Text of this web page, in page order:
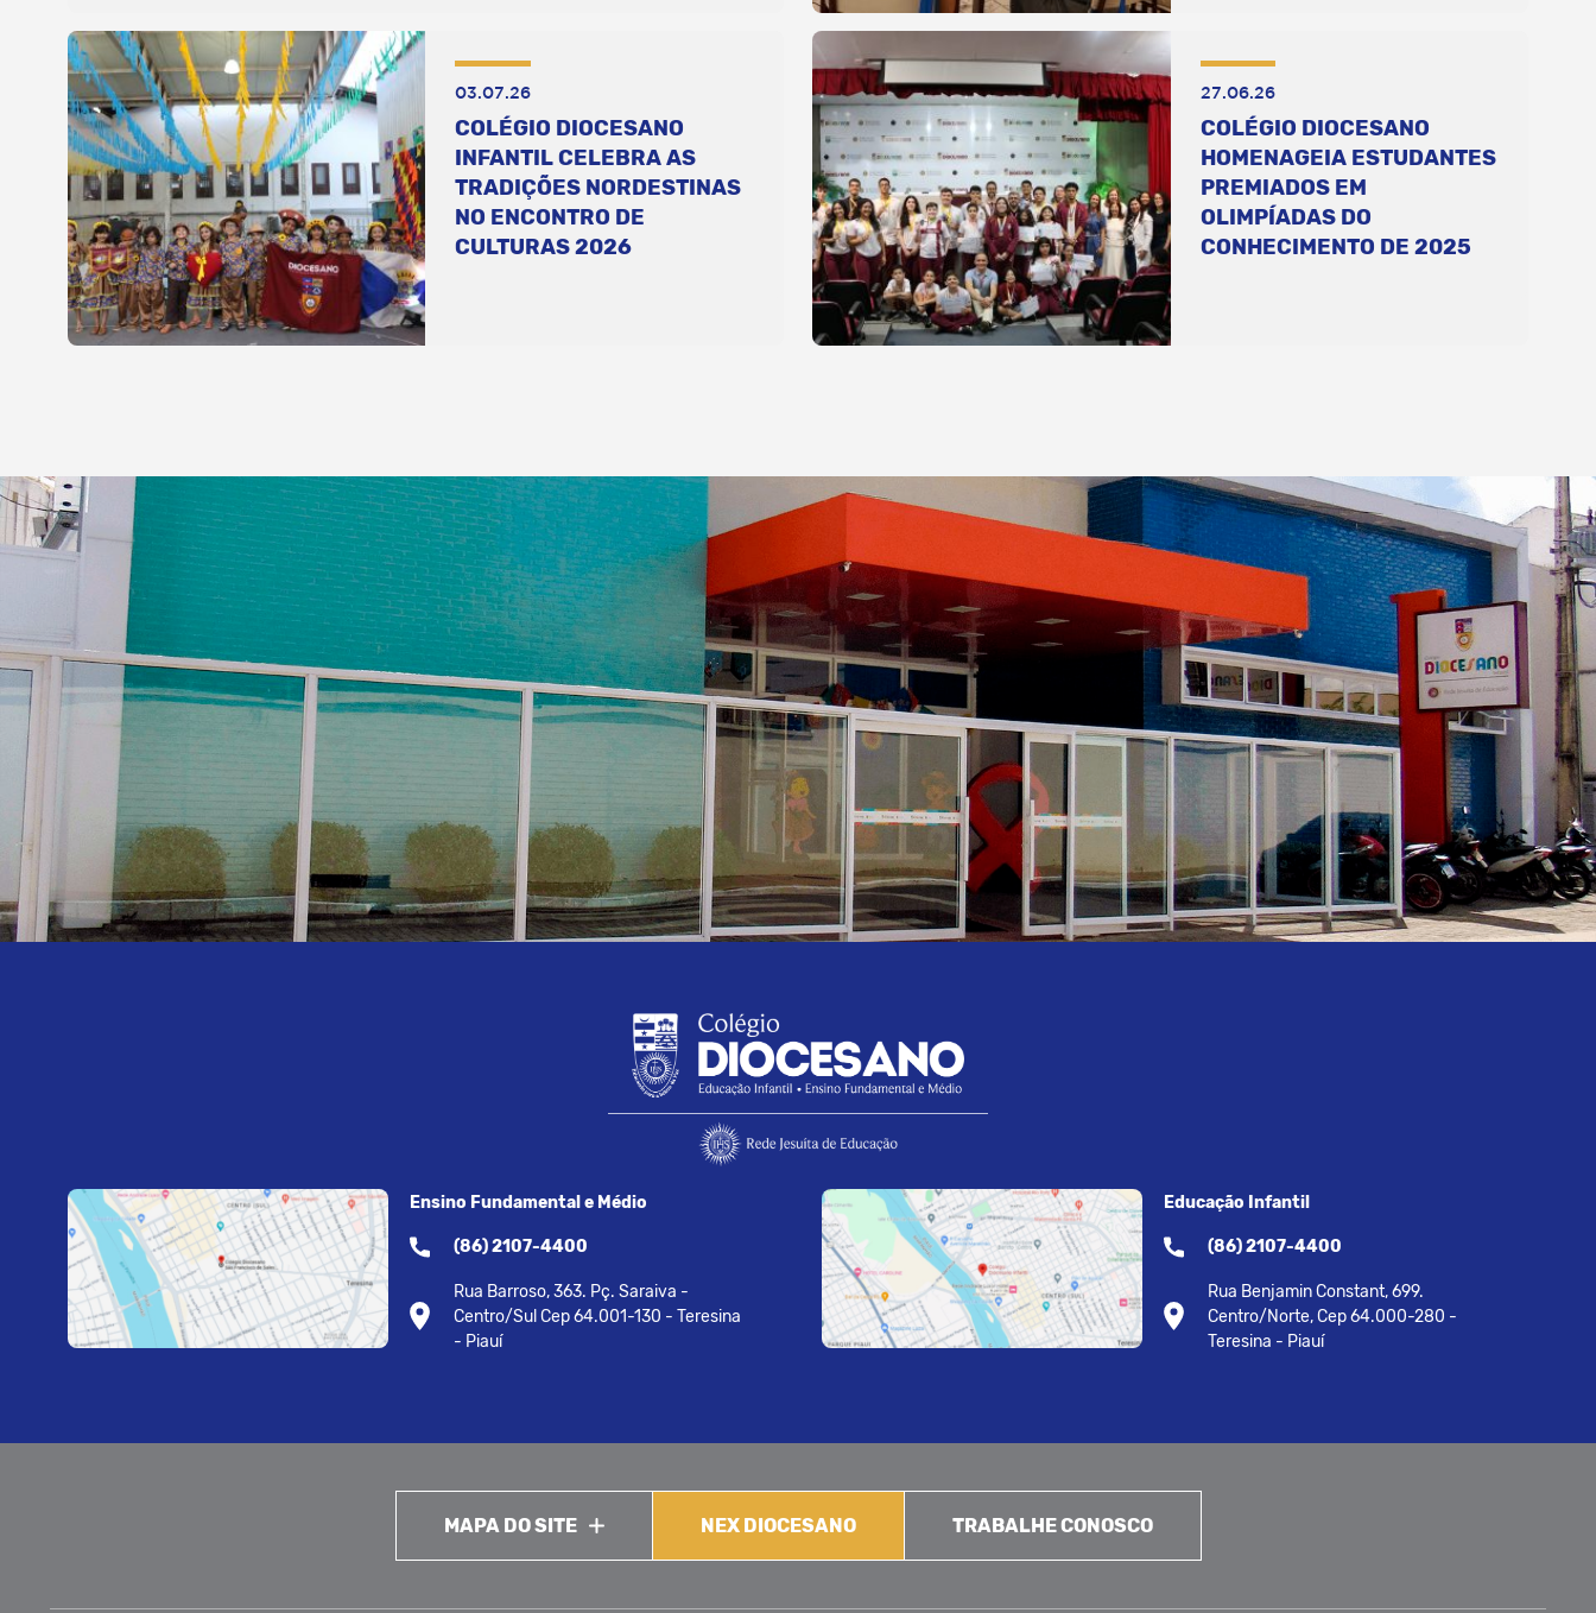
03.07.26
COLÉGIO DIOCESANO
INFANTIL CELEBRA AS
TRADIÇÕES NORDESTINAS
NO ENCONTRO DE
CULTURAS 2026
27.06.26
COLÉGIO DIOCESANO
HOMENAGEIA ESTUDANTES
PREMIADOS EM
OLIMPÍADAS DO
CONHECIMENTO DE 2025
Ensino Fundamental e Médio
(86) 2107-4400
Rua Barroso, 363. Pç. Saraiva -
Centro/Sul Cep 64.001-130 - Teresina
- Piauí
Educação Infantil
(86) 2107-4400
Rua Benjamin Constant, 699.
Centro/Norte, Cep 64.000-280 -
Teresina - Piauí
MAPA DO SITE NEX DIOCESANO TRABALHE CONOSCO